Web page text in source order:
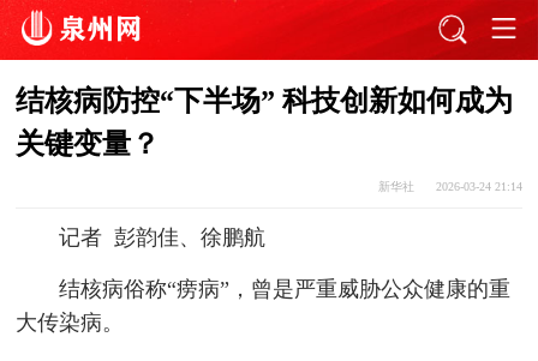
结核病防控“下半场” 科技创新如何成为
关键变量？
新华社 2026-03-24 21:14
记者 彭韵佳、徐鹏航
结核病俗称“痨病”，曾是严重威胁公众健康的重
大传染病。